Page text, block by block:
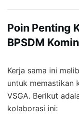
Poin Penting
BPSDM
Kerja sama ini
untuk memastikan
VSGA. Berikut
kolaborasi ini: